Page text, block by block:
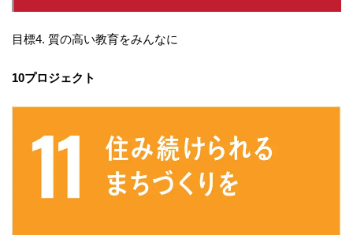
目標4. 質の高い教育をみんなに
10プロジェクト